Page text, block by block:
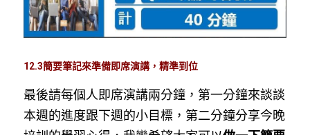
12.3簡要筆記來準備即席演講，精準到位
最後請每個人即席演講兩分鐘，第一分鐘來談談
本週的進度跟下週的小目標，第二分鐘分享今晚